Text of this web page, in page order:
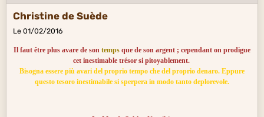
Christine de Suède
Le 01/02/2016
Il faut être plus avare de son temps que de son argent ; cependant on prodigue
cet inestimable trésor si pitoyablement.
Bisogna essere più avari del proprio tempo che del proprio denaro. Eppure
questo tesoro inestimabile si sperpera in modo tanto deplorevole.